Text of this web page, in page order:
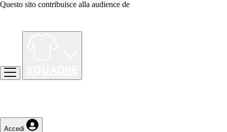
Questo sito contribuisce alla audience de
Accedi